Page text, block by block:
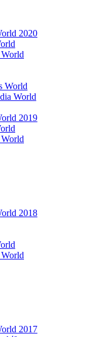
2020
World
World
2019
2018
2017